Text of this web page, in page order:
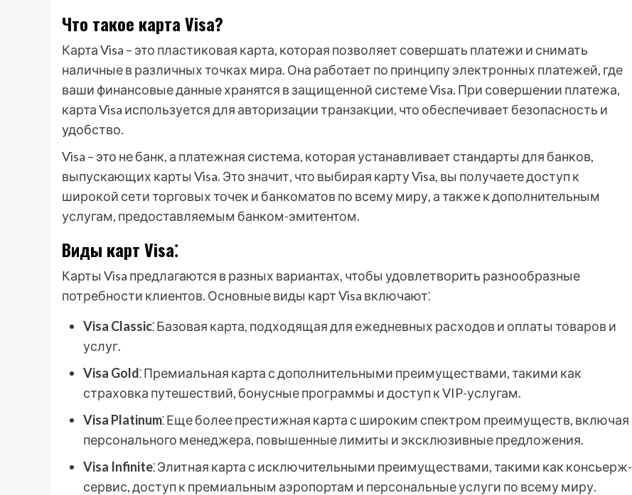
Что такое карта Visa?
Карта Visa – это пластиковая карта, которая позволяет совершать платежи и снимать
наличные в различных точках мира. Она работает по принципу электронных платежей, где
ваши финансовые данные хранятся в защищенной системе Visa. При совершении платежа,
карта Visa используется для авторизации транзакции, что обеспечивает безопасность и
удобство.
Visa – это не банк, а платежная система, которая устанавливает стандарты для банков,
выпускающих карты Visa. Это значит, что выбирая карту Visa, вы получаете доступ к
широкой сети торговых точек и банкоматов по всему миру, а также к дополнительным
услугам, предоставляемым банком-эмитентом.
Виды карт Visa⁚
Карты Visa предлагаются в разных вариантах, чтобы удовлетворить разнообразные
потребности клиентов. Основные виды карт Visa включают⁚
Visa Classic⁚ Базовая карта, подходящая для ежедневных расходов и оплаты товаров и
услуг.
Visa Gold⁚ Премиальная карта с дополнительными преимуществами, такими как
страховка путешествий, бонусные программы и доступ к VIP-услугам.
Visa Platinum⁚ Еще более престижная карта с широким спектром преимуществ, включая
персонального менеджера, повышенные лимиты и эксклюзивные предложения.
Visa Infinite⁚ Элитная карта с исключительными преимуществами, такими как консьерж-
сервис, доступ к премиальным аэропортам и персональные услуги по всему миру.